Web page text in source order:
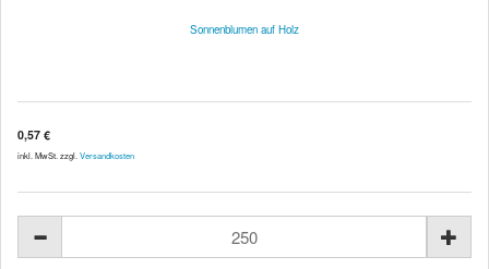
Sonnenblumen auf Holz
0,57 €
inkl. MwSt. zzgl. Versandkosten